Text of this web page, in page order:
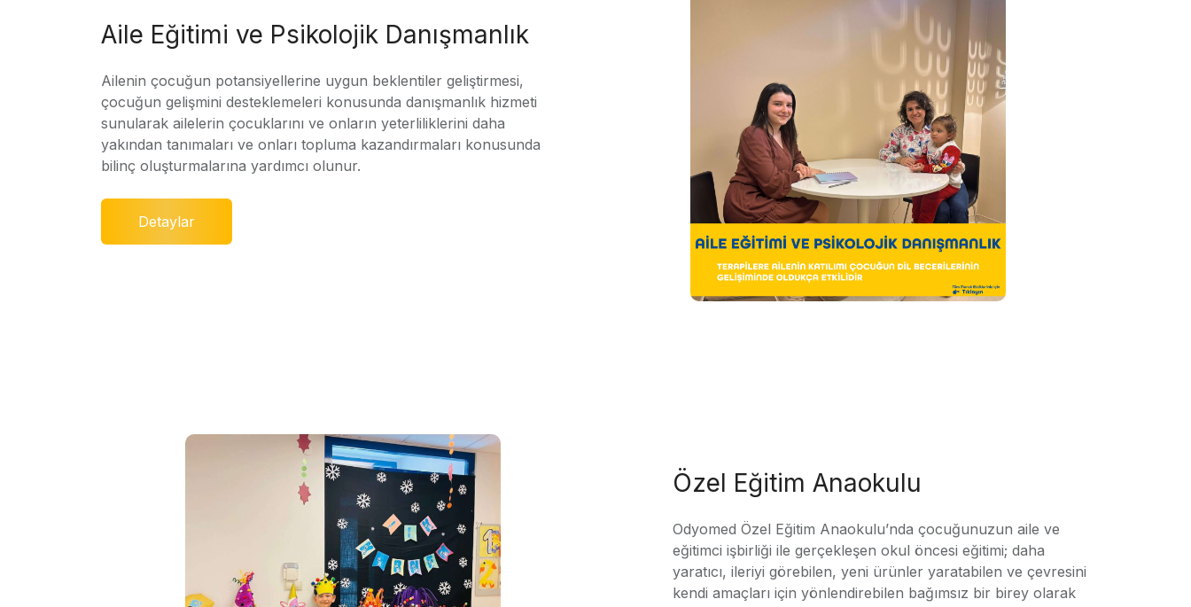
Aile Eğitimi ve Psikolojik Danışmanlık
Ailenin çocuğun potansiyellerine uygun beklentiler geliştirmesi,
çocuğun gelişmini desteklemeleri konusunda danışmanlık hizmeti
sunularak ailelerin çocuklarını ve onların yeterliliklerini daha
yakından tanımaları ve onları topluma kazandırmaları konusunda
bilinç oluşturmalarına yardımcı olunur.
Detaylar
Özel Eğitim Anaokulu
Odyomed Özel Eğitim Anaokulu’nda çocuğunuzun aile ve
eğitimci işbirliği ile gerçekleşen okul öncesi eğitimi; daha
yaratıcı, ileriyi görebilen, yeni ürünler yaratabilen ve çevresini
kendi amaçları için yönlendirebilen bağımsız bir birey olarak